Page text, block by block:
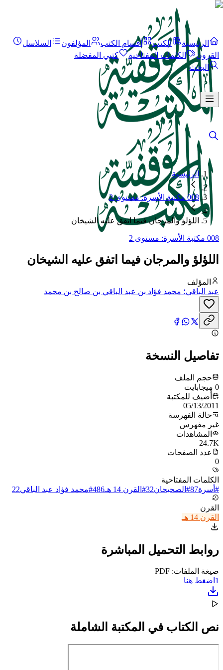
الرئيسية الكتب أقسام الكتب المؤلفون
السلاسل
القرون
الكلمات المفتاحية
كتبي المفضلة
البحث
الرئيسية
008 مكتبة الأسرة: مستوى 2
اللؤلؤ والمرجان فيما اتفق عليه الشيخان
008 مكتبة الأسرة: مستوى 2
اللؤلؤ والمرجان فيما اتفق عليه الشيخان
المؤلف
عبد الباقي؛ محمد فؤاد بن عبد الباقي بن صالح بن محمد
تفاصيل النسخة
حجم الملف
0 ميجابايت
أُضيف للمكتبة
05/13/2011
حالة الفهرسة
غير مفهرس
المشاهدات
24.7K
عدد الصفحات
0
الكلمات المفتاحية
# أسرة87
# الصحيحان32
# القرن 14 هـ 486
#محمد فؤاد عبد الباقي22
القرن
القرن 14 هـ
روابط التحميل المباشرة
صيغة الملفات: PDF
1 اضغط هنا
نص الكتاب في المكتبة الشاملة